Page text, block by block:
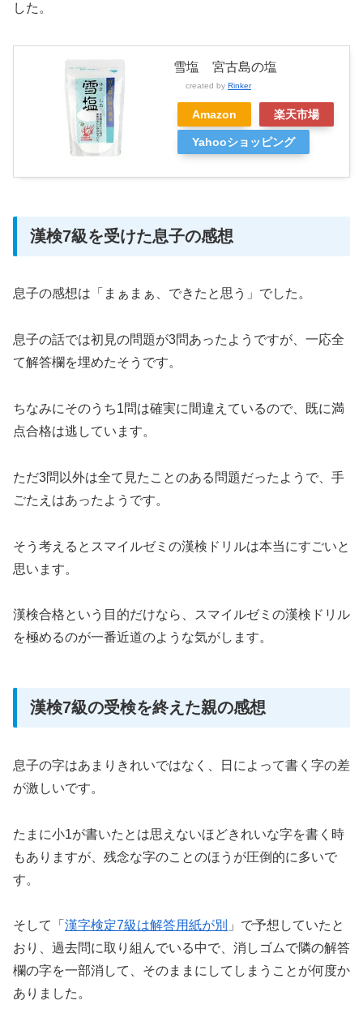
した。
雪塩 宮古島の塩
created by Rinker
Amazon 楽天市場
Yahooショッピング
漢検7級を受けた息子の感想
息子の感想は「まぁまぁ、できたと思う」でした。
息子の話では初見の問題が3問あったようですが、一応全
て解答欄を埋めたそうです。
ちなみにそのうち1問は確実に間違えているので、既に満
点合格は逃しています。
ただ3問以外は全て見たことのある問題だったようで、手
ごたえはあったようです。
そう考えるとスマイルゼミの漢検ドリルは本当にすごいと
思います。
漢検合格という目的だけなら、スマイルゼミの漢検ドリル
を極めるのが一番近道のような気がします。
漢検7級の受検を終えた親の感想
息子の字はあまりきれいではなく、日によって書く字の差
が激しいです。
たまに小1が書いたとは思えないほどきれいな字を書く時
もありますが、残念な字のことのほうが圧倒的に多いで
す。
そして「 漢字検定7級は解答用紙が別 」で予想していたと
おり、過去問に取り組んでいる中で、消しゴムで隣の解答
欄の字を一部消して、そのままにしてしまうことが何度か
ありました。